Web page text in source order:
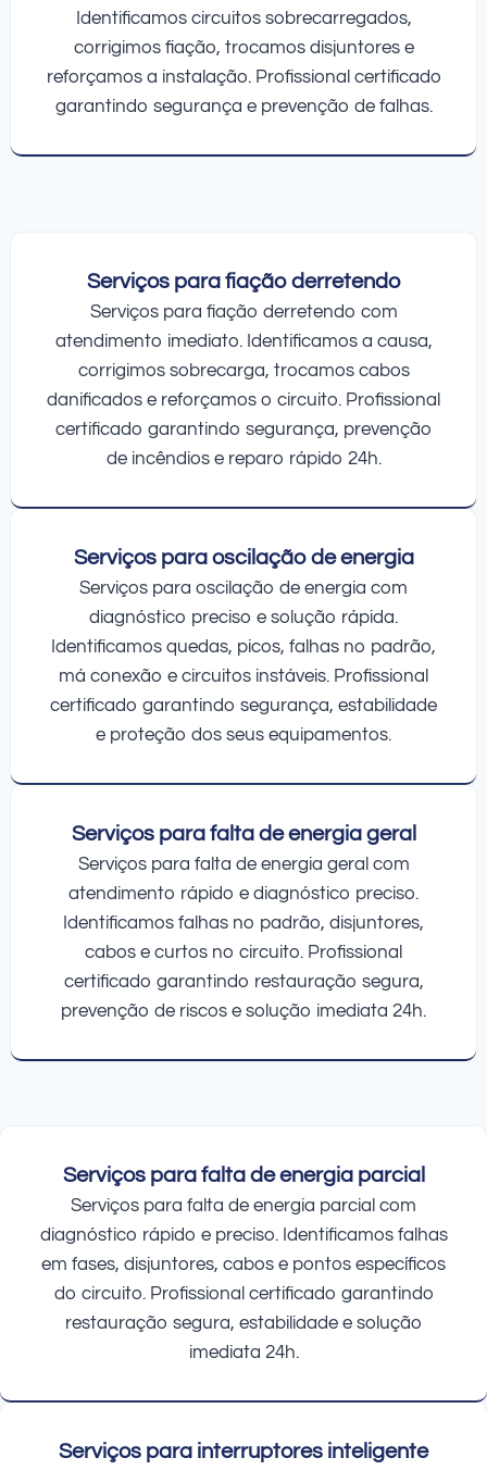
Identificamos circuitos sobrecarregados,
corrigimos fiação, trocamos disjuntores e
reforçamos a instalação. Profissional certificado
garantindo segurança e prevenção de falhas.
Serviços para fiação derretendo
Serviços para fiação derretendo com
atendimento imediato. Identificamos a causa,
corrigimos sobrecarga, trocamos cabos
danificados e reforçamos o circuito. Profissional
certificado garantindo segurança, prevenção
de incêndios e reparo rápido 24h.
Serviços para oscilação de energia
Serviços para oscilação de energia com
diagnóstico preciso e solução rápida.
Identificamos quedas, picos, falhas no padrão,
má conexão e circuitos instáveis. Profissional
certificado garantindo segurança, estabilidade
e proteção dos seus equipamentos.
Serviços para falta de energia geral
Serviços para falta de energia geral com
atendimento rápido e diagnóstico preciso.
Identificamos falhas no padrão, disjuntores,
cabos e curtos no circuito. Profissional
certificado garantindo restauração segura,
prevenção de riscos e solução imediata 24h.
Serviços para falta de energia parcial
Serviços para falta de energia parcial com
diagnóstico rápido e preciso. Identificamos falhas
em fases, disjuntores, cabos e pontos específicos
do circuito. Profissional certificado garantindo
restauração segura, estabilidade e solução
imediata 24h.
Serviços para interruptores inteligente